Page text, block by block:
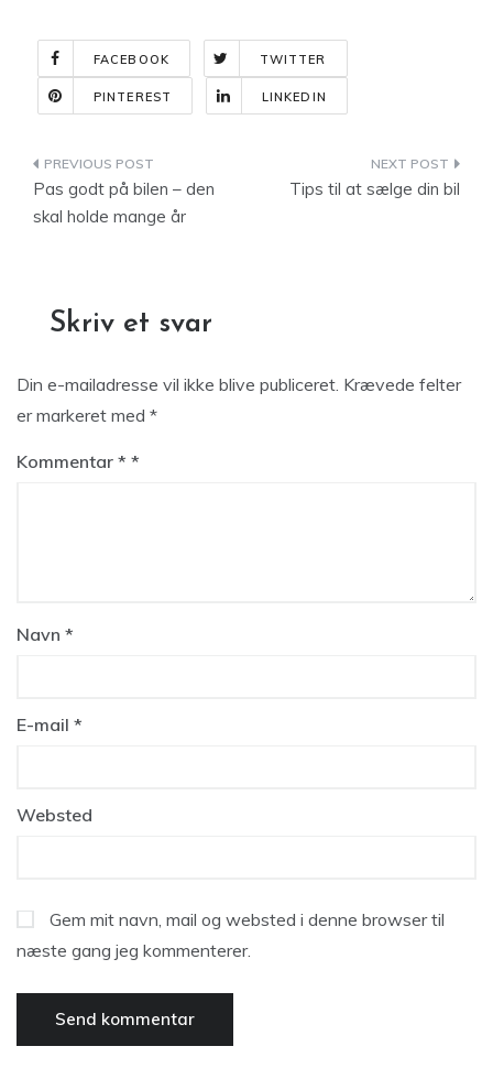
FACEBOOK TWITTER
PINTEREST LINKEDIN
Indlægsnavigation
Pas godt på bilen – den
skal holde mange år
Tips til at sælge din bil
Skriv et svar
Din e-mailadresse vil ikke blive publiceret. Krævede felter
er markeret med *
Kommentar *
Navn *
E-mail *
Websted
Gem mit navn, mail og websted i denne browser til
næste gang jeg kommenterer.